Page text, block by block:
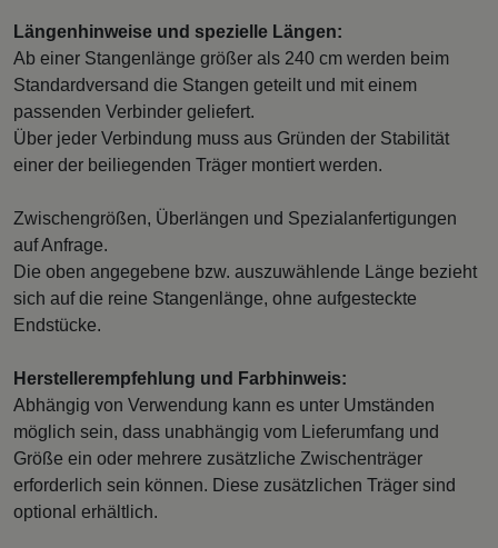
Längenhinweise und spezielle Längen:
Ab einer Stangenlänge größer als 240 cm werden beim
Standardversand die Stangen geteilt und mit einem
passenden Verbinder geliefert.
Über jeder Verbindung muss aus Gründen der Stabilität
einer der beiliegenden Träger montiert werden.
Zwischengrößen, Überlängen und Spezialanfertigungen
auf Anfrage.
Die oben angegebene bzw. auszuwählende Länge bezieht
sich auf die reine Stangenlänge, ohne aufgesteckte
Endstücke.
Herstellerempfehlung und Farbhinweis:
Abhängig von Verwendung kann es unter Umständen
möglich sein, dass unabhängig vom Lieferumfang und
Größe ein oder mehrere zusätzliche Zwischenträger
erforderlich sein können. Diese zusätzlichen Träger sind
optional erhältlich.